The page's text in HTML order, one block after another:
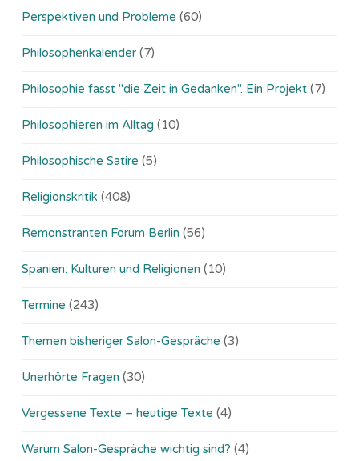
Perspektiven und Probleme (60)
Philosophenkalender (7)
Philosophie fasst "die Zeit in Gedanken". Ein Projekt (7)
Philosophieren im Alltag (10)
Philosophische Satire (5)
Religionskritik (408)
Remonstranten Forum Berlin (56)
Spanien: Kulturen und Religionen (10)
Termine (243)
Themen bisheriger Salon-Gespräche (3)
Unerhörte Fragen (30)
Vergessene Texte – heutige Texte (4)
Warum Salon-Gespräche wichtig sind? (4)